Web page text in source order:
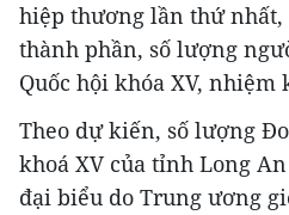
hiệp thương lần thứ nhất,
thành phần, số lượng
Quốc hội khóa XV, nhiệm
Theo dự kiến, số lượng
khoá XV của tỉnh Long
đại biểu do Trung ương